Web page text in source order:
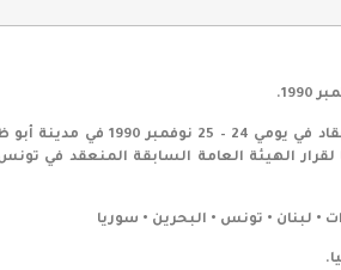
وبمجرد توقف القتال وإعادة الكويت
• لبنان • تونس • البحرين • سوريا